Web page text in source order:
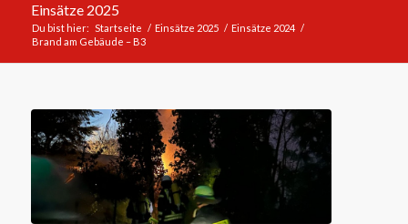
Einsätze 2025
Du bist hier: Startseite / Einsätze 2025 / Einsätze 2024 /
Brand am Gebäude – B3